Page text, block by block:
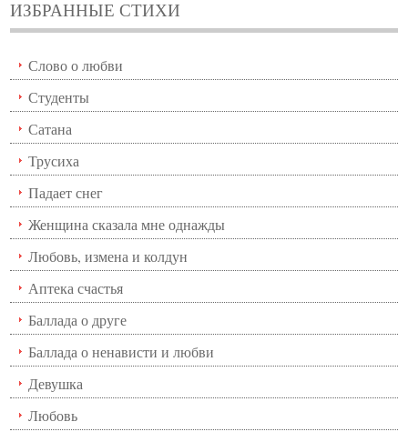
ИЗБРАННЫЕ СТИХИ
Слово о любви
Студенты
Сатана
Трусиха
Падает снег
Женщина сказала мне однажды
Любовь, измена и колдун
Аптека счастья
Баллада о друге
Баллада о ненависти и любви
Девушка
Любовь